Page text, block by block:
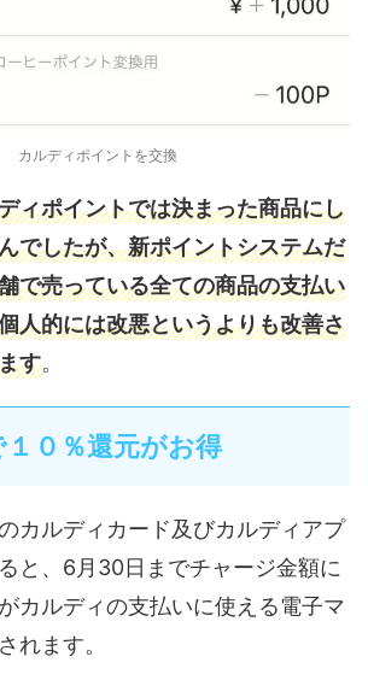
カルディポイントを交換
ィポイントでは決まった商品にし
でしたが、新ポイントシステムだ
で売っている全ての商品の支払い
人的には改悪というよりも改善さ
す。
０％還元がお得
カルディカード及びカルディアプ
と、6月30日までチャージ金額に
カルディの支払いに使える電子マ
れます。